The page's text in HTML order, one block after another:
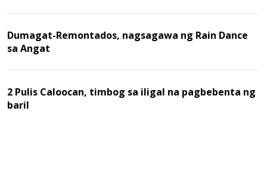
Dumagat-Remontados, nagsagawa ng Rain Dance
sa Angat
2 Pulis Caloocan, timbog sa iligal na pagbebenta ng
baril